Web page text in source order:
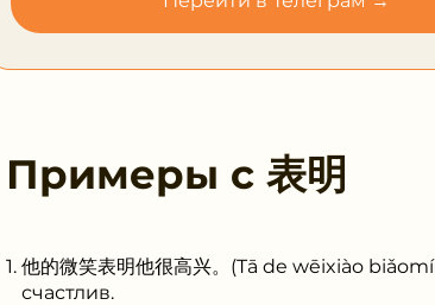
Примеры с 表明
他的微笑表明他很高兴。(Tā de wēixiào
счастлив.